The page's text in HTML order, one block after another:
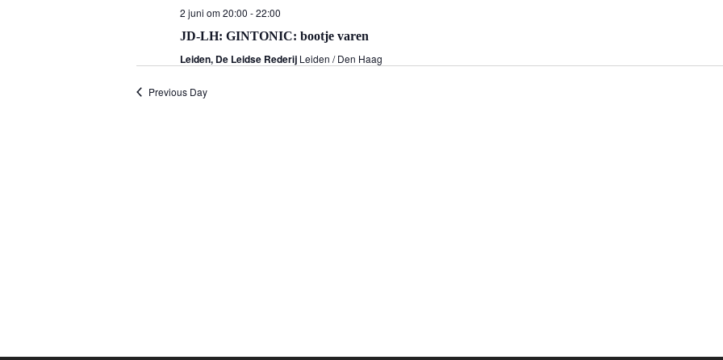
2 juni om 20:00 -22:00
JD-LH: GINTONIC: bootje varen
Leiden, De Leidse Rederij Leiden / Den Haag
Previous Day